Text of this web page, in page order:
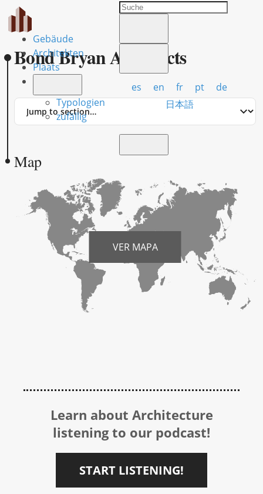
Gebäude
Architekten
Plaats
Typologien
zufällig
es en fr pt
de
日本語
Bond Bryan Architects
Jump
Map
VER MAPA
Learn about Architecture
listening to our podcast!
START LISTENING!